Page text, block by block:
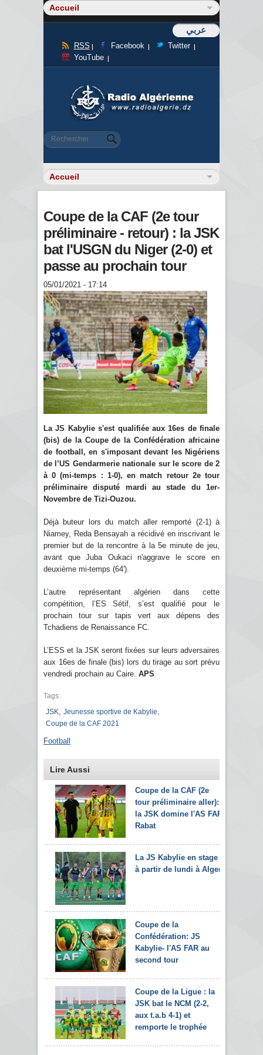
عربي
RSS Facebook
Twitter
YouTube
Formulaire de recherche
Rechercher
Coupe de la CAF (2e tour
préliminaire - retour) : la JSK
bat l'USGN du Niger (2-0) et
passe au prochain tour
05/01/2021 - 17:14
La JS Kabylie s'est qualifiée aux 16es de finale
(bis) de la Coupe de la Confédération africaine
de football, en s'imposant devant les Nigériens
de l’US Gendarmerie nationale sur le score de 2
à 0 (mi-temps : 1-0), en match retour 2e tour
préliminaire disputé mardi au stade du 1er-
Novembre de Tizi-Ouzou.
Déjà buteur lors du match aller remporté (2-1) à
Niamey, Reda Bensayah a récidivé en inscrivant le
premier but de la rencontre à la 5e minute de jeu,
avant que Juba Oukaci n'aggrave le score en
deuxième mi-temps (64').
L’autre représentant algérien dans cette
compétition, l’ES Sétif, s’est qualifié pour le
prochain tour sur tapis vert aux dépens des
Tchadiens de Renaissance FC.
L’ESS et la JSK seront fixées sur leurs adversaires
aux 16es de finale (bis) lors du tirage au sort prévu
vendredi prochain au Caire. APS
Tags:
JSK
Jeunesse sportive de Kabylie
Coupe de la CAF 2021
Football
Lire Aussi
Coupe de la CAF (2e
tour préliminaire aller):
la JSK domine l'AS FAR
Rabat
La JS Kabylie en stage
à partir de lundi à Alger
Coupe de la
Confédération: JS
Kabylie- l'AS FAR au
second tour
Coupe de la Ligue : la
JSK bat le NCM (2-2,
aux t.a.b 4-1) et
remporte le trophée